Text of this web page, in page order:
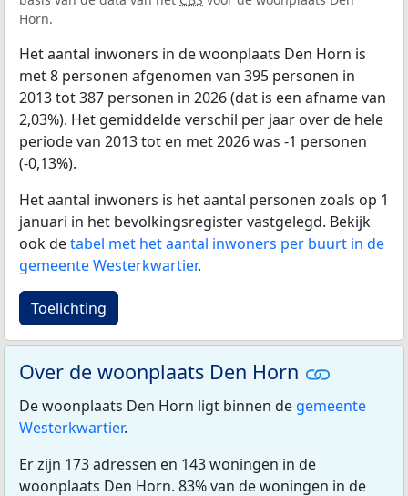
Horn.
Het aantal inwoners in de woonplaats Den Horn is
met 8 personen afgenomen van 395 personen in
2013 tot 387 personen in 2026 (dat is een afname van
2,03%). Het gemiddelde verschil per jaar over de hele
periode van 2013 tot en met 2026 was -1 personen
(-0,13%).
Het aantal inwoners is het aantal personen zoals op 1
januari in het bevolkingsregister vastgelegd. Bekijk
ook detabel met het aantal inwoners per buurt in de
gemeente Westerkwartier.
Toelichting
Over de woonplaats Den Horn
De woonplaats Den Horn ligt binnen de gemeente
Westerkwartier.
Er zijn 173 adressen en 143 woningen in de
woonplaats Den Horn. 83% van de woningen in de